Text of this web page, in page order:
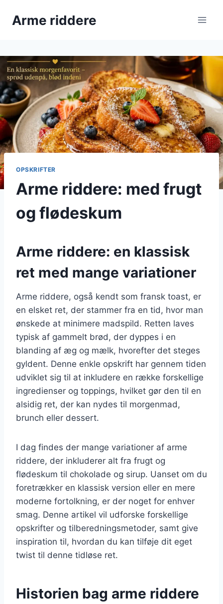
Arme riddere
OPSKRIFTER
Arme riddere: med frugt
og flødeskum
Arme riddere: en klassisk
ret med mange variationer
Arme riddere, også kendt som fransk toast, er
en elsket ret, der stammer fra en tid, hvor man
ønskede at minimere madspild. Retten laves
typisk af gammelt brød, der dyppes i en
blanding af æg og mælk, hvorefter det steges
gyldent. Denne enkle opskrift har gennem tiden
udviklet sig til at inkludere en række forskellige
ingredienser og toppings, hvilket gør den til en
alsidig ret, der kan nydes til morgenmad,
brunch eller dessert.
I dag findes der mange variationer af arme
riddere, der inkluderer alt fra frugt og
flødeskum til chokolade og sirup. Uanset om du
foretrækker en klassisk version eller en mere
moderne fortolkning, er der noget for enhver
smag. Denne artikel vil udforske forskellige
opskrifter og tilberedningsmetoder, samt give
inspiration til, hvordan du kan tilføje dit eget
twist til denne tidløse ret.
Historien bag arme riddere